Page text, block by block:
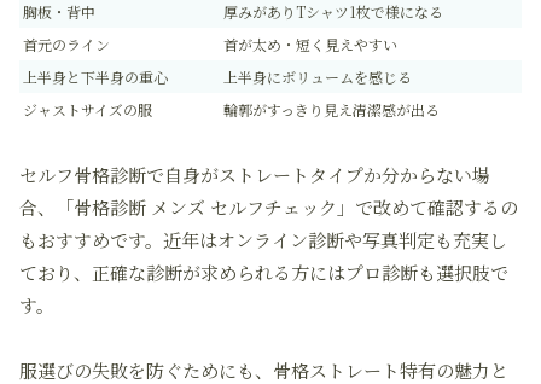
胸板・背中
厚みがありTシャツ1枚で様になる
首元のライン
首が太め・短く見えやすい
上半身と下半身の重心
上半身にボリュームを感じる
ジャストサイズの服
輪郭がすっきり見え清潔感が出る
セルフ骨格診断で自身がストレートタイプか分からない場
合、「骨格診断 メンズ セルフチェック」で改めて確認するの
もおすすめです。近年はオンライン診断や写真判定も充実し
ており、正確な診断が求められる方にはプロ診断も選択肢で
す。
服選びの失敗を防ぐためにも、骨格ストレート特有の魅力と